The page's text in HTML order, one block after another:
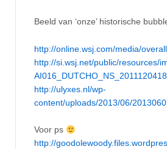
Beeld van ‘onze’ historische
http://online.wsj.com/media/
http://si.wsj.net/public/resources/
http://ulyxes.nl/wp-
content/uploads/2013/06/
Voor ps
http://